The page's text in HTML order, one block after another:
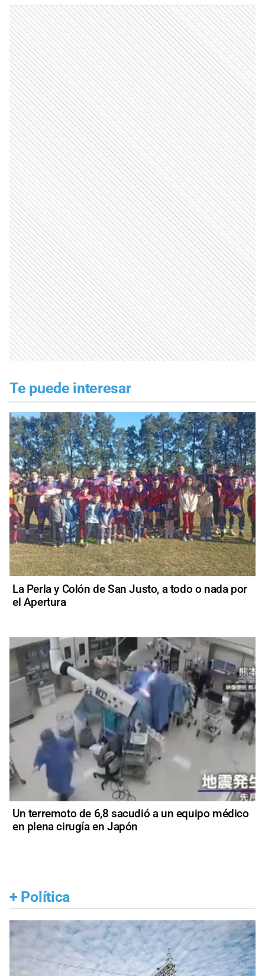
Te puede interesar
La Perla y Colón de San Justo, a todo o nada por
el Apertura
Un terremoto de 6,8 sacudió a un equipo médico
en plena cirugía en Japón
+ Política